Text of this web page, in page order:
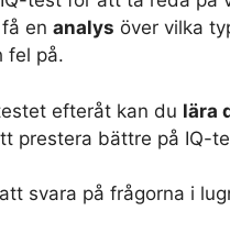
en analys över vilka
fel på.
efteråt kan du lära
prestera bättre på IQ-
svara på frågorna i